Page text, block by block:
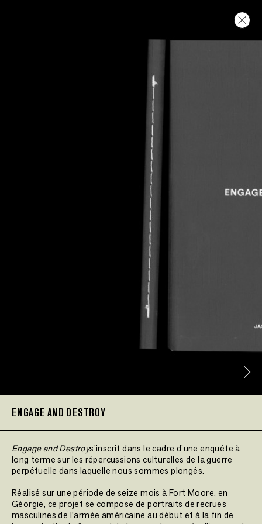
ENGAGE AND DESTROY
Engage and Destroys’inscrit dans le cadre d’une enquête à
long terme sur les répercussions culturelles de la guerre
perpétuelle dans laquelle nous sommes plongés.
Réalisé sur une période de seize mois à Fort Moore, en
Géorgie, ce projet se compose de portraits de recrues
masculines de l’armée américaine au début et à la fin de